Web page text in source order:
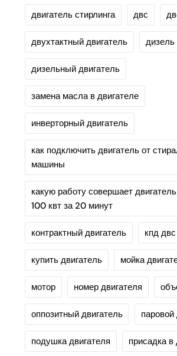
двигатель стирлинга двс
двухтактный двигатель дизель
дизельный двигатель
замена масла в двигателе
инверторный двигатель
как подключить двигатель от
машины
какую работу совершает
100 квт за 20 минут
контрактный двигатель кпд двс
купить двигатель мойка
мотор номер двигателя
оппозитный двигатель паровой
подушка двигателя присадка в